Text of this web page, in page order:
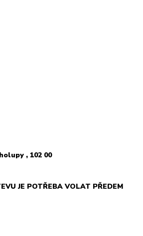
, 102 00
JE POTŘEBA VOLAT PŘEDEM